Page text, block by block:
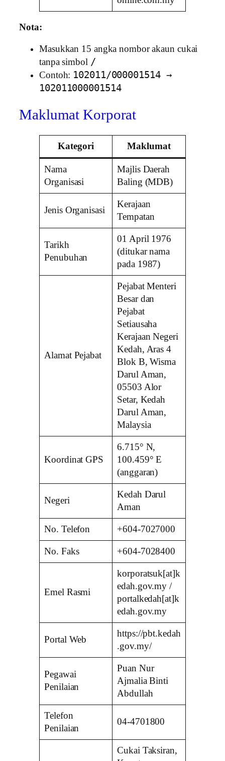
Nota:
Masukkan 15 angka nombor akaun cukai
tanpa simbol /
Contoh: 102011/000001514 →
102011000001514
Maklumat Korporat
Kategori Maklumat
Nama
Organisasi
Majlis Daerah
Baling (MDB)
Jenis Organisasi
Kerajaan
Tempatan
Tarikh
Penubuhan
01 April 1976
(ditukar nama
pada 1987)
Alamat Pejabat
Pejabat Menteri
Besar dan
Pejabat
Setiausaha
Kerajaan Negeri
Kedah, Aras 4
Blok B, Wisma
Darul Aman,
05503 Alor
Setar, Kedah
Darul Aman,
Malaysia
Koordinat GPS
6.715° N,
100.459° E
(anggaran)
Negeri
Kedah Darul
Aman
No. Telefon +604-7027000
No. Faks +604-7028400
Emel Rasmi
korporatsuk[at]k
edah.gov.my /
portalkedah[at]k
edah.gov.my
Portal Web
https://pbt.kedah
.gov.my/
Pegawai
Penilaian
Puan Nur
Ajmalia Binti
Abdullah
Telefon
Penilaian
04-4701800
Cukai Taksiran,